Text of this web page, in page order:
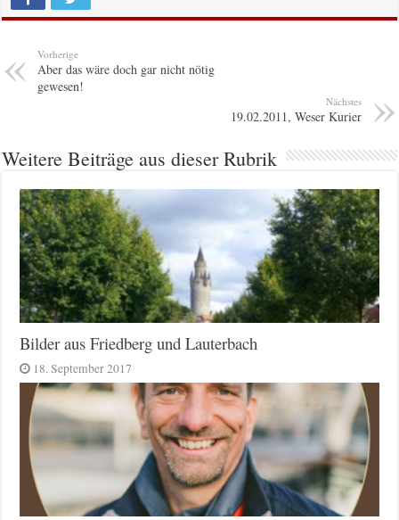
Vorherige
Aber das wäre doch gar nicht nötig
gewesen!
Nächstes
19.02.2011, Weser Kurier
Weitere Beiträge aus dieser Rubrik
Bilder aus Friedberg und Lauterbach
18. September 2017